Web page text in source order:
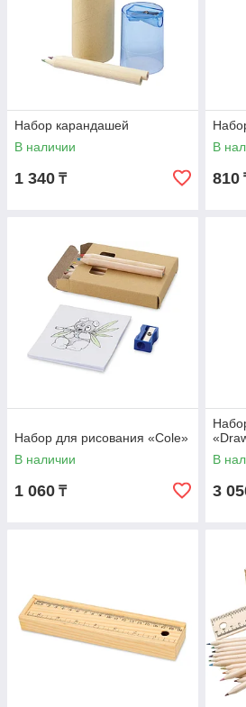
Набор карандашей
В наличии
1 340 ₸
В
810
Набор для рисования «Cole»
В наличии
1 060 ₸
В
3